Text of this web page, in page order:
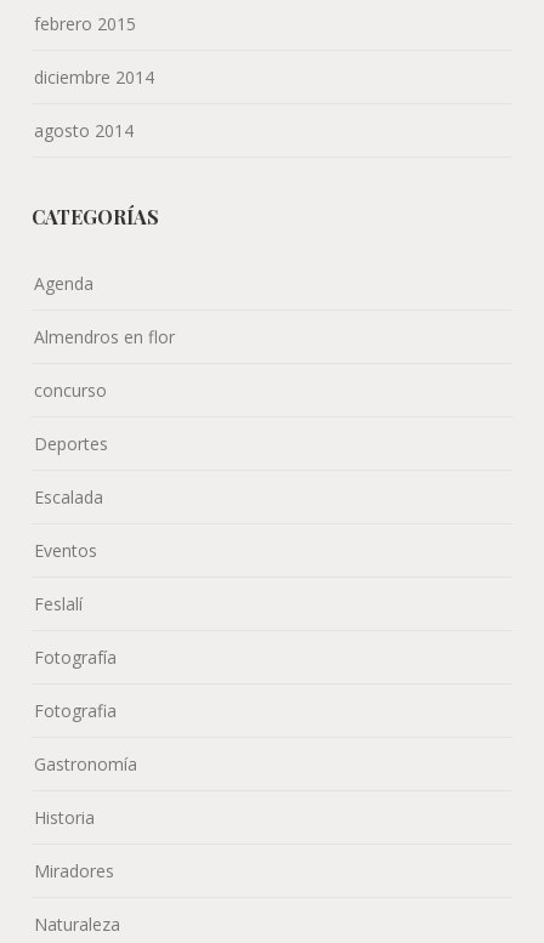
Almendros en flor
concurso
Deportes
Eventos
Feslalí
Fotografía
Fotografia
Gastronomía
Historia
Miradores
Naturaleza
Paisaje
Patrimonio
Personas
Playas
Ruta
Sin categoría